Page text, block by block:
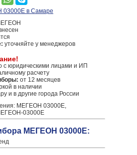
03000E в Самаре
уточняйте у менеджеров
с юридическими лицами и ИП
расчету
от 12 месяцев
в наличии
и в другие города России
МЕГЕОН 03000E,
03000E
МЕГЕОН 03000E: